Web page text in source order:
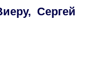
Сергей